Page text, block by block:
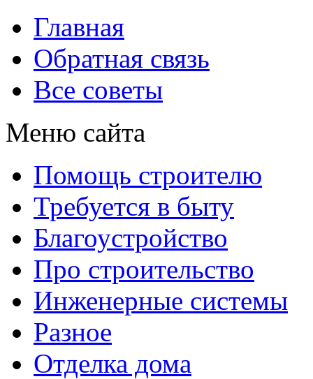
Главная
Обратная связь
Все советы
Меню сайта
Помощь строителю
Требуется в быту
Благоустройство
Про строительство
Инженерные системы
Разное
Отделка дома